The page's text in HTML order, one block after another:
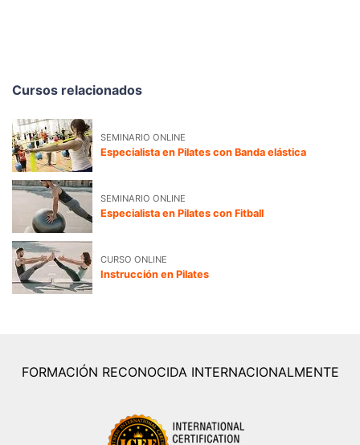
Cursos relacionados
SEMINARIO ONLINE
Especialista en Pilates con Banda elástica
SEMINARIO ONLINE
Especialista en Pilates con Fitball
CURSO ONLINE
Instrucción en Pilates
FORMACIÓN RECONOCIDA INTERNACIONALMENTE